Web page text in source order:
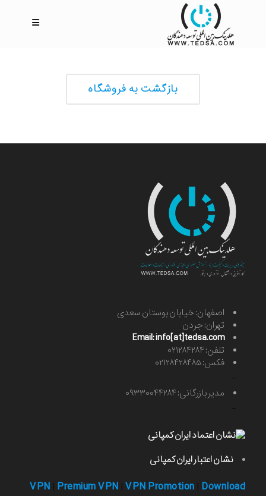
بازگشت به فروشگاه
اصفهان: خیابان بوستان سعدی
تهران: جردن
Email: info[at]tedsa.com
تلفن: ۰۲۱۲۸۴۲۸۴
فکس: ۰۲۱۲۸۴۲۸۴۸۵
مدیر بازرگانی: ۰۹۳۳۰۰۴۴۲۸۴
نشان اعتبار ایران کمپانی
VPN Premium VPN VPN Promotion Download